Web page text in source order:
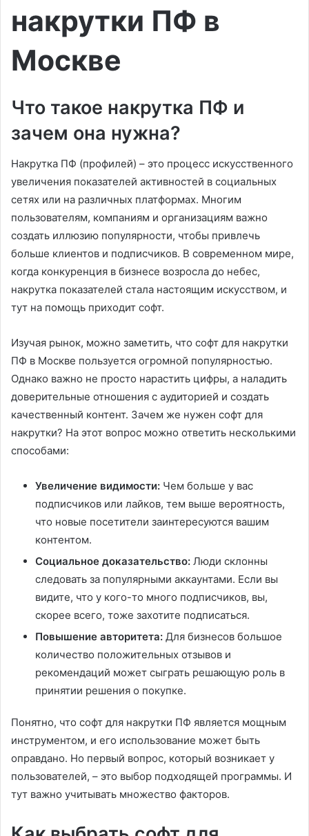
накрутки ПФ в
Москве
Что такое накрутка ПФ и
зачем она нужна?
Накрутка ПФ (профилей) – это процесс искусственного
увеличения показателей активностей в социальных
сетях или на различных платформах. Многим
пользователям, компаниям и организациям важно
создать иллюзию популярности, чтобы привлечь
больше клиентов и подписчиков. В современном мире,
когда конкуренция в бизнесе возросла до небес,
накрутка показателей стала настоящим искусством, и
тут на помощь приходит софт.
Изучая рынок, можно заметить, что софт для накрутки
ПФ в Москве пользуется огромной популярностью.
Однако важно не просто нарастить цифры, а наладить
доверительные отношения с аудиторией и создать
качественный контент. Зачем же нужен софт для
накрутки? На этот вопрос можно ответить несколькими
способами:
Увеличение видимости: Чем больше у вас
подписчиков или лайков, тем выше вероятность,
что новые посетители заинтересуются вашим
контентом.
Социальное доказательство: Люди склонны
следовать за популярными аккаунтами. Если вы
видите, что у кого-то много подписчиков, вы,
скорее всего, тоже захотите подписаться.
Повышение авторитета: Для бизнесов большое
количество положительных отзывов и
рекомендаций может сыграть решающую роль в
принятии решения о покупке.
Понятно, что софт для накрутки ПФ является мощным
инструментом, и его использование может быть
оправдано. Но первый вопрос, который возникает у
пользователей, – это выбор подходящей программы. И
тут важно учитывать множество факторов.